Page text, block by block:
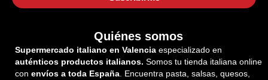
Quiénes somos
Supermercado italiano en Valencia especializado en
auténticos productos italianos. Somos tu tienda italiana online
con envíos a toda España. Encuentra pasta, salsas, quesos,